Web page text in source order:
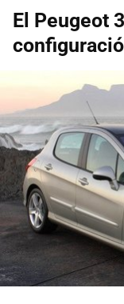
El Peugeot